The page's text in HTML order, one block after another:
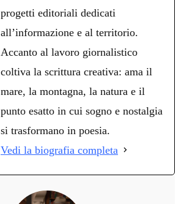
progetti editoriali dedicati
all’informazione e al territorio.
Accanto al lavoro giornalistico
coltiva la scrittura creativa: ama il
mare, la montagna, la natura e il
punto esatto in cui sogno e nostalgia
si trasformano in poesia.
Vedi la biografia completa